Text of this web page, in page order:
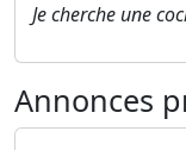
Je cherche une
Annonces